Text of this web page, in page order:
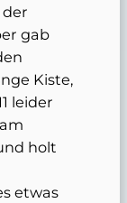
gab
Kiste,
leider
holt
etwas